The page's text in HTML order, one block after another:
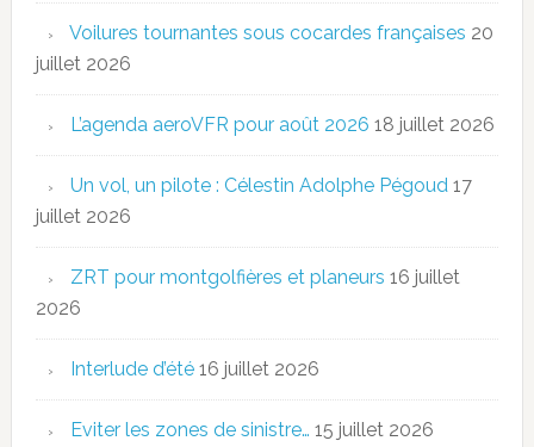
Voilures tournantes sous cocardes françaises 20
juillet 2026
L’agenda aeroVFR pour août 2026 18 juillet 2026
Un vol, un pilote : Célestin Adolphe Pégoud 17
juillet 2026
ZRT pour montgolfières et planeurs 16 juillet
2026
Interlude d’été 16 juillet 2026
Eviter les zones de sinistre… 15 juillet 2026